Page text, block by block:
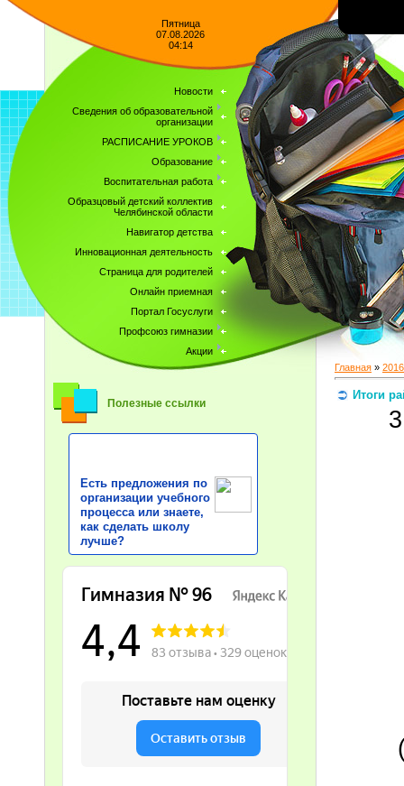
Пятница
07.08.2026
04:14
Новости
Сведения об образовательной
организации
РАСПИСАНИЕ УРОКОВ
Образование
Воспитательная работа
Образцовый детский коллектив
Челябинской области
Навигатор детства
Инновационная деятельность
Страница для родителей
Онлайн приемная
Портал Госуслуги
Профсоюз гимназии
Акции
Полезные ссылки
Есть предложения по
организации учебного
процесса или знаете,
как сделать школу
лучше?
Главная » 2016
Итоги